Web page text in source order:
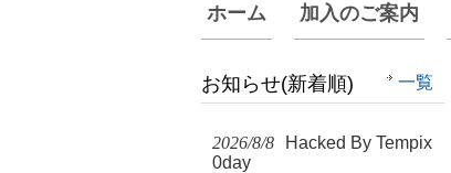
ホーム 加入のご案内
お知らせ(新着順) 一覧
2026/8/8
Hacked By Tempix
0day